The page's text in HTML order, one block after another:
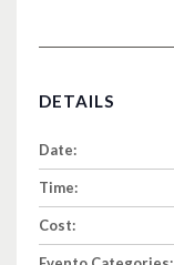
DETAILS
Date:
Time:
Cost: